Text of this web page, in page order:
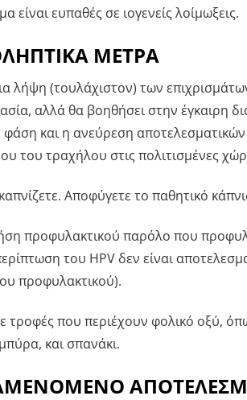
είναι ευπαθές σε ιογενείς λοίμωξεις.
ΜΕΤΡΑ
λήψη (τουλάχιστον) των
αλλά θα βοηθήσει στην έγκαιρη
και η ανεύρεση
του τραχήλου στις πολιτισμένες
Αποφύγετε το παθητικό
προφυλακτικού παρόλο που
του HPV δεν είναι
προφυλακτικού).
τροφές που περιέχουν φολικό οξύ,
και σπανάκι.